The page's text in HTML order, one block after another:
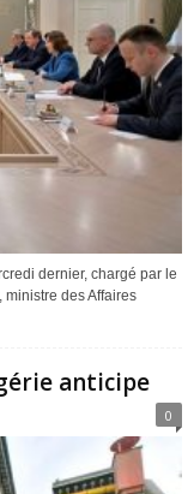
dernier, chargé par le
des Affaires
anticipe
0